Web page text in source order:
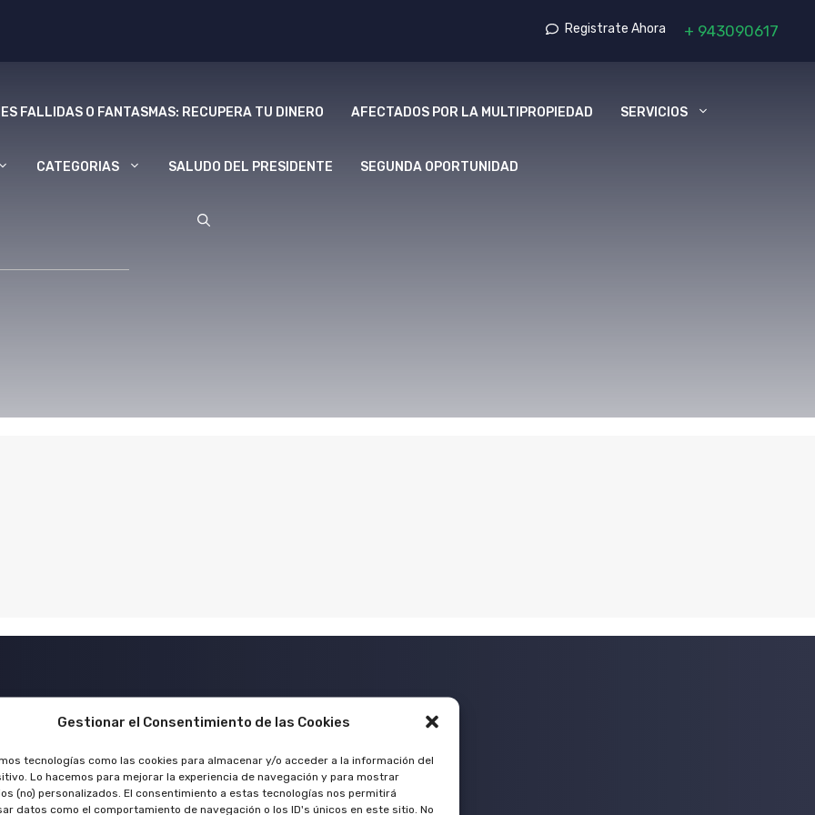
Gestionar el Consentimiento de las Cookies
tecnologías como las cookies para almacenar y/o acceder a la información del
Lo hacemos para mejorar la experiencia de navegación y para mostrar
(no) personalizados. El consentimiento a estas tecnologías nos permitirá
datos como el comportamiento de navegación o los ID's únicos en este sitio. No
Registrate Ahora + 943090617
FALLIDAS O FANTASMAS: RECUPERA TU DINERO AFECTADOS POR LA MULTIPROPIEDAD SERVICIOS
CATEGORIAS SALUDO DEL PRESIDENTE SEGUNDA OPORTUNIDAD
Menú.
Inicio